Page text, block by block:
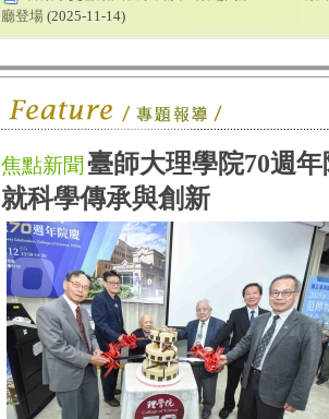
廳登場 (2025-11-14)
焦點新聞臺師大理學院70週
就科學傳承與創新